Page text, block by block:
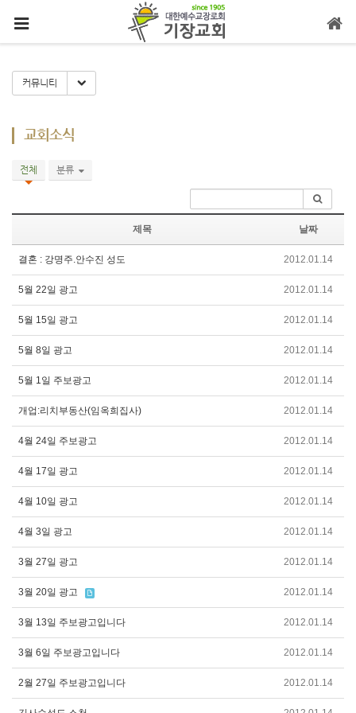
커뮤니티 Toggle Dropdown
교회소식
전체 분류
제목 날짜
결혼 : 강명주.안수진 성도 2012.01.14
5월 22일 광고 2012.01.14
5월 15일 광고 2012.01.14
5월 8일 광고 2012.01.14
5월 1일 주보광고 2012.01.14
개업:리치부동산(임옥희집사) 2012.01.14
4월 24일 주보광고 2012.01.14
4월 17일 광고 2012.01.14
4월 10일 광고 2012.01.14
4월 3일 광고 2012.01.14
3월 27일 광고 2012.01.14
3월 20일 광고 2012.01.14
3월 13일 주보광고입니다 2012.01.14
3월 6일 주보광고입니다 2012.01.14
2월 27일 주보광고입니다 2012.01.14